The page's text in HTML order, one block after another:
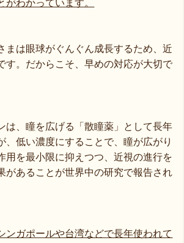
がわかっています。
まは眼球がぐんぐん成長するため、近
す。だからこそ、早めの対応が大切で
は、瞳を広げる「散瞳薬」として長年
、低い濃度にすることで、瞳が広がり
用を最小限に抑えつつ、近視の進行を
があることが世界中の研究で報告され
ンガポールや台湾などで長年使われて